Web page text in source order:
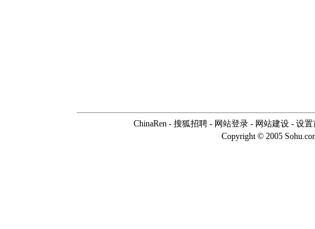
ChinaRen - 搜狐招聘 - 网站登录 - 网站建设 - 设置
Copyright © 2005